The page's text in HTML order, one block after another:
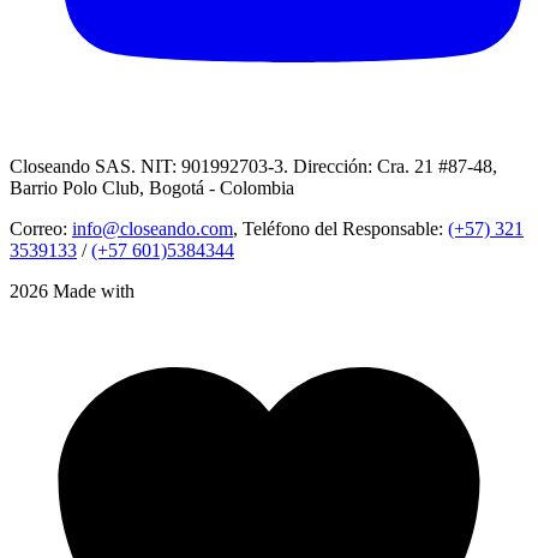
Closeando SAS. NIT: 901992703-3. Dirección: Cra. 21 #87-48,
Barrio Polo Club, Bogotá - Colombia
Correo: info@closeando.com, Teléfono del Responsable: (+57) 321
3539133 /(+57 601)5384344
2026 Made with